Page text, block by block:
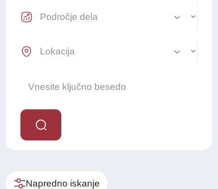
Industry Select
Location Select
Napredno iskanje